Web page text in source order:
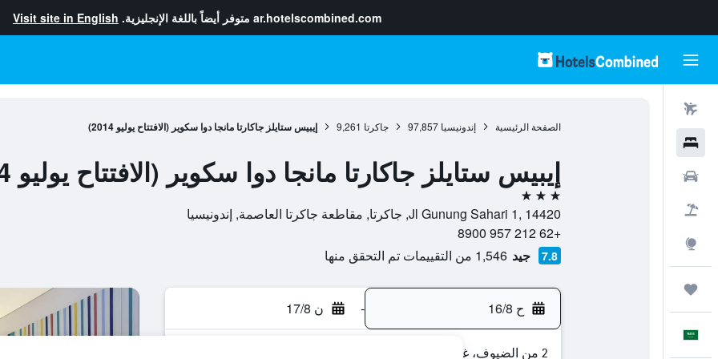
ar.hotelscombined.com متوفر أيضاً باللغة الإنجليزية. Visit site in English
الصفحة الرئيسية إندونيسيا 97,857 جاكرتا 9,261 إيبيس ستايلز جاكارتا مانجا دوا سكوير (الافتتاح يوليو 2014)
إيبيس ستايلز جاكارتا مانجا دوا سكوير (الافتتاح يوليو 2014)
3 نجوم
Jl Gunung Sahari 1, 14420, جاكرتا, مقاطعة جاكرتا العاصمة, إندونيسيا
+62 212 957 8900
7.8 جيد 1,546 من التقييمات تم التحقق منها
ح 16/8 - ن 17/8
2 من الضيوف، غرفة واحدة